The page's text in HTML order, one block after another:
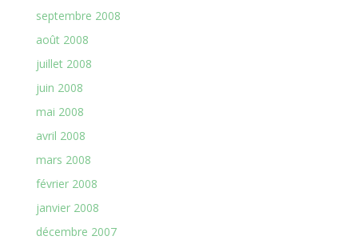
septembre 2008
août 2008
juillet 2008
juin 2008
mai 2008
avril 2008
mars 2008
février 2008
janvier 2008
décembre 2007